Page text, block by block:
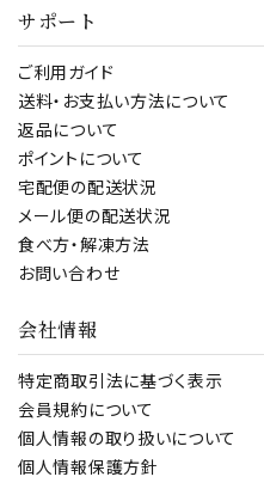
サポート
ご利用ガイド
送料・お支払い方法について
返品について
ポイントについて
宅配便の配送状況
メール便の配送状況
食べ方・解凍方法
お問い合わせ
会社情報
特定商取引法に基づく表示
会員規約について
個人情報の取り扱いについて
個人情報保護方針